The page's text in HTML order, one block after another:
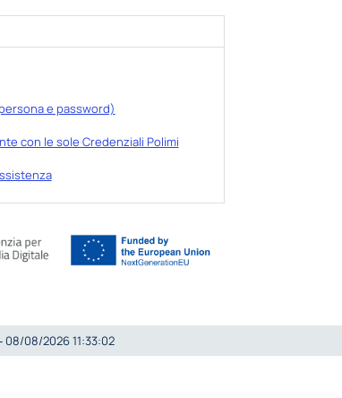
e password)
con le sole Credenziali Polimi
08/08/2026 11:33:02